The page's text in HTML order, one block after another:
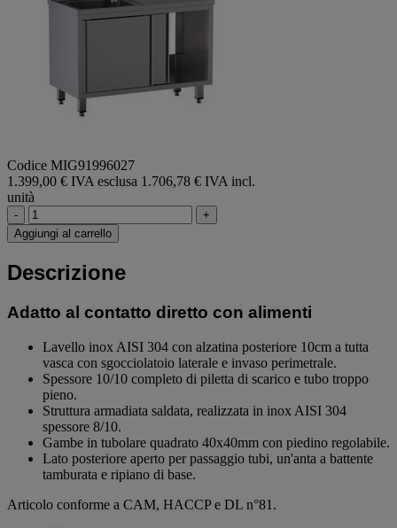
Codice MIG91996027
1.399,00 € IVA esclusa 1.706,78 € IVA incl.
unità
-
+
Aggiungi al carrello
Descrizione
Adatto al contatto diretto con alimenti
Lavello inox AISI 304 con alzatina posteriore 10cm a tutta
vasca con sgocciolatoio laterale e invaso perimetrale.
Spessore 10/10 completo di piletta di scarico e tubo troppo
pieno.
Struttura armadiata saldata, realizzata in inox AISI 304
spessore 8/10.
Gambe in tubolare quadrato 40x40mm con piedino regolabile.
Lato posteriore aperto per passaggio tubi, un'anta a battente
tamburata e ripiano di base.
Articolo conforme a CAM, HACCP e DL n°81.